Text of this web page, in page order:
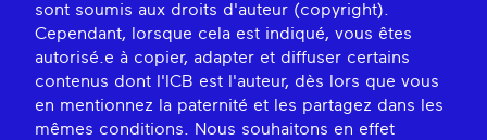
sont soumis aux droits d'auteur (copyright).
Cependant, lorsque cela est indiqué, vous êtes
autorisé.e à copier, adapter et diffuser certains
contenus dont l'ICB est l'auteur, dès lors que vous
en mentionnez la paternité et les partagez dans les
mêmes conditions. Nous souhaitons en effet